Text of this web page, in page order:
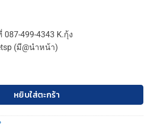
499-4343 K.กุ้ง
(มี@นำหน้า)
น (รุ่นมีรีเฟ็กซ์) FSL-TRI-PROOF-1x9W (พร้อม
หยิบใส่ตะกร้า